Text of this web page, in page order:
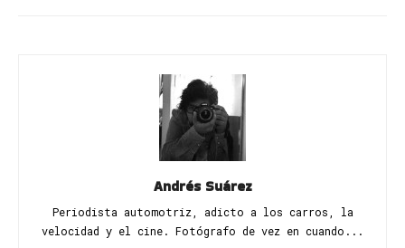
Andrés Suárez
Periodista automotriz, adicto a los carros, la
velocidad y el cine. Fotógrafo de vez en cuando...